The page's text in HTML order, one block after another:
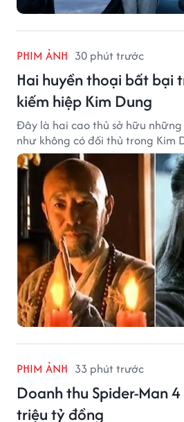
PHIM ẢNH 30 phút trước
Hai huyền thoại bất bại
kiếm hiệp Kim Dung
Đây là hai cao thủ sở hữu
như không có đối thủ trong Kim
PHIM ẢNH 33 phút trước
Doanh thu Spider-Man
triệu tỷ đồng